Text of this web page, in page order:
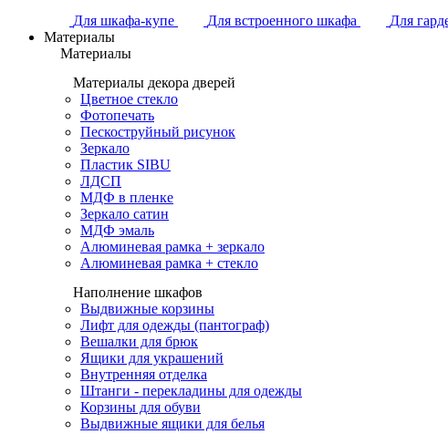
Для шкафа-купе
Для встроенного шкафа
Для
Материалы
Материалы
Материалы декора дверей
Цветное стекло
Фотопечать
Пескоструйный рисунок
Зеркало
Пластик SIBU
ЛДСП
МДФ в пленке
Зеркало сатин
МДФ эмаль
Алюминевая рамка + зеркало
Алюминевая рамка + стекло
Наполнение шкафов
Выдвижные корзины
Лифт для одежды (пантограф)
Вешалки для брюк
Ящики для украшений
Внутренняя отделка
Штанги - перекладины для одежды
Корзины для обуви
Выдвижные ящики для белья